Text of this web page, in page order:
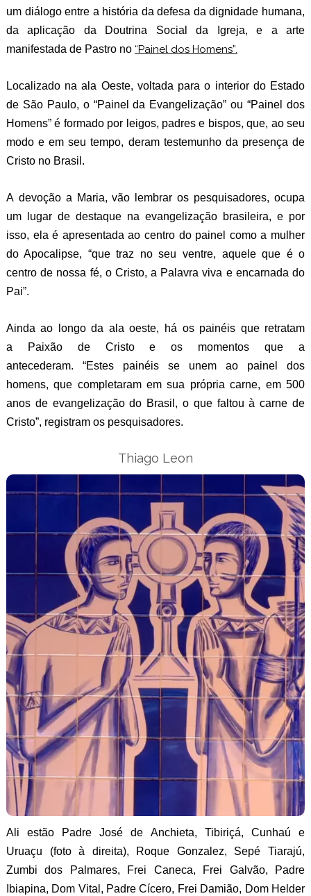
um diálogo entre a história da defesa da dignidade humana,
da aplicação da Doutrina Social da Igreja, e a arte
manifestada de Pastro no “Painel dos Homens”.
Localizado na ala Oeste, voltada para o interior do Estado
de São Paulo, o “Painel da Evangelização” ou “Painel dos
Homens” é formado por leigos, padres e bispos, que, ao seu
modo e em seu tempo, deram testemunho da presença de
Cristo no Brasil.
A devoção a Maria, vão lembrar os pesquisadores, ocupa
um lugar de destaque na evangelização brasileira, e por
isso, ela é apresentada ao centro do painel como a mulher
do Apocalipse, “que traz no seu ventre, aquele que é o
centro de nossa fé, o Cristo, a Palavra viva e encarnada do
Pai”.
Ainda ao longo da ala oeste, há os painéis que retratam
a Paixão de Cristo e os momentos que a
antecederam. “Estes painéis se unem ao painel dos
homens, que completaram em sua própria carne, em 500
anos de evangelização do Brasil, o que faltou à carne de
Cristo”, registram os pesquisadores.
Thiago Leon
Ali estão Padre José de Anchieta, Tibiriçá, Cunhaú e
Uruaçu (foto à direita), Roque Gonzalez, Sepé Tiarajú,
Zumbi dos Palmares, Frei Caneca, Frei Galvão, Padre
Ibiapina, Dom Vital, Padre Cícero, Frei Damião, Dom Helder